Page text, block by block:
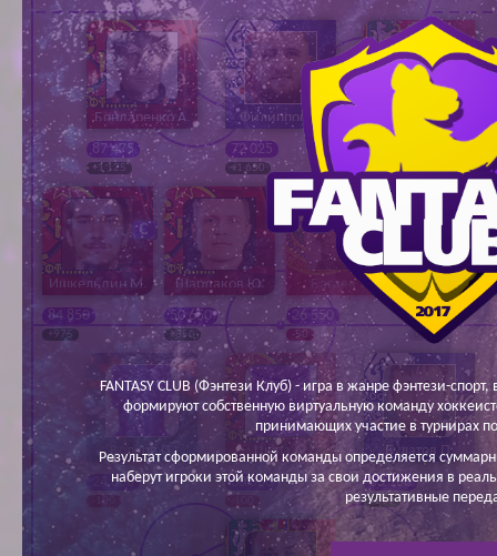
FANTASY CLUB (Фэнтези Клуб) - игра в жанре фэнтези-
формируют собственную виртуальную команду
принимающих участие в турнирах
Результат сформированной команды определяется
наберут игроки этой команды за свои достижения в
результативные
Волков П.
24 600
-100
Цюпа А.
30 000
Булатов П.
63 900
+200
Ишкельдин М.
84 850
+975
Шардаков Ю.
50 650
+850
Багаев Д.
26 550
-50
Мельников
32 050
0
Бондаренко А.
87 475
+1 125
Филиппов Е.
72 025
+1 650
Цыганенко П.
53 750
+600